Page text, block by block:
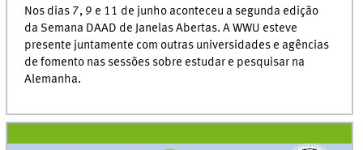
Nos dias 7, 9 e 11 de junho aconteceu a segunda edição
da Semana DAAD de Janelas Abertas. A WWU esteve
presente juntamente com outras universidades e agências
de fomento nas sessões sobre estudar e pesquisar na
Alemanha.